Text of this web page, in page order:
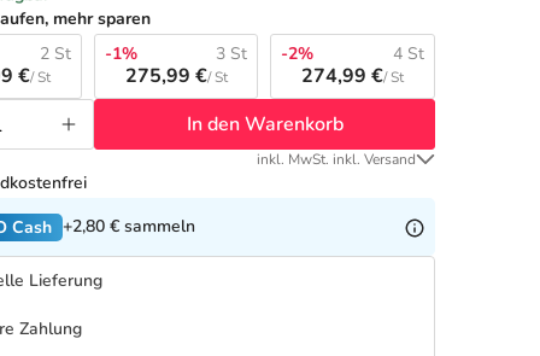
mehr sparen
2 St
€/ St
-1% 3 St
275,99 €/ St
-2% 4 St
274,99 €/ St
In den Warenkorb
inkl. MwSt. inkl. Versand
Cash +2,80 € sammeln
Lieferung
Zahlung